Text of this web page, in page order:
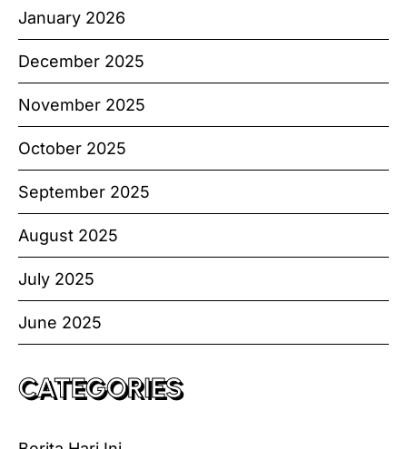
January 2026
December 2025
November 2025
October 2025
September 2025
August 2025
July 2025
June 2025
CATEGORIES